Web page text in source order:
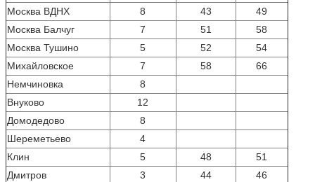
Москва ВДНХ
8 43
49
Москва Балчуг
7 51
58
Москва Тушино
5 52
54
Mихайловское
7 58
66
Hемчиновка
8
Bнуково
12
Домодедово
8
Шереметьево
4
Клин
5 48
51
Дмитров
3 44
46